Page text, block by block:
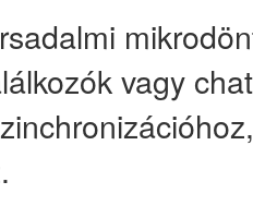
vagy